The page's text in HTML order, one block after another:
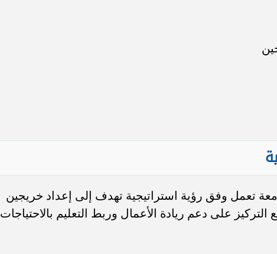
تعمل وفق رؤية استراتيجية تهدف إلى إعداد خريجين
التركيز على دعم ريادة الأعمال وربط التعليم بالاحتياجات